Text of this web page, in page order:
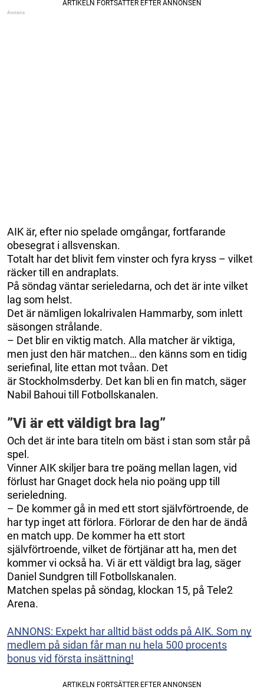
AIK är, efter nio spelade omgångar, fortfarande
obesegrat i allsvenskan.
Totalt har det blivit fem vinster och fyra kryss – vilket
räcker till en andraplats.
På söndag väntar serieledarna, och det är inte vilket
lag som helst.
Det är nämligen lokalrivalen Hammarby, som inlett
säsongen strålande.
– Det blir en viktig match. Alla matcher är viktiga,
men just den här matchen… den känns som en tidig
seriefinal, lite ettan mot tvåan. Det
är Stockholmsderby. Det kan bli en fin match, säger
Nabil Bahoui till Fotbollskanalen.
”Vi är ett väldigt bra lag”
Och det är inte bara titeln om bäst i stan som står på
spel.
Vinner AIK skiljer bara tre poäng mellan lagen, vid
förlust har Gnaget dock hela nio poäng upp till
serieledning.
– De kommer gå in med ett stort självförtroende, de
har typ inget att förlora. Förlorar de den har de ändå
en match upp. De kommer ha ett stort
självförtroende, vilket de förtjänar att ha, men det
kommer vi också ha. Vi är ett väldigt bra lag, säger
Daniel Sundgren till Fotbollskanalen.
Matchen spelas på söndag, klockan 15, på Tele2
Arena.
ANNONS: Expekt har alltid bäst odds på AIK. Som ny
medlem på sidan får man nu hela 500 procents
bonus vid första insättning!